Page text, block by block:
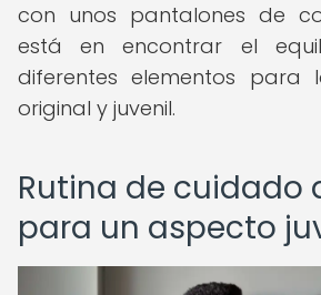
con unos pantalones de
está en encontrar el
diferentes elementos para
original y juvenil.
Rutina de cuidado
para un aspecto